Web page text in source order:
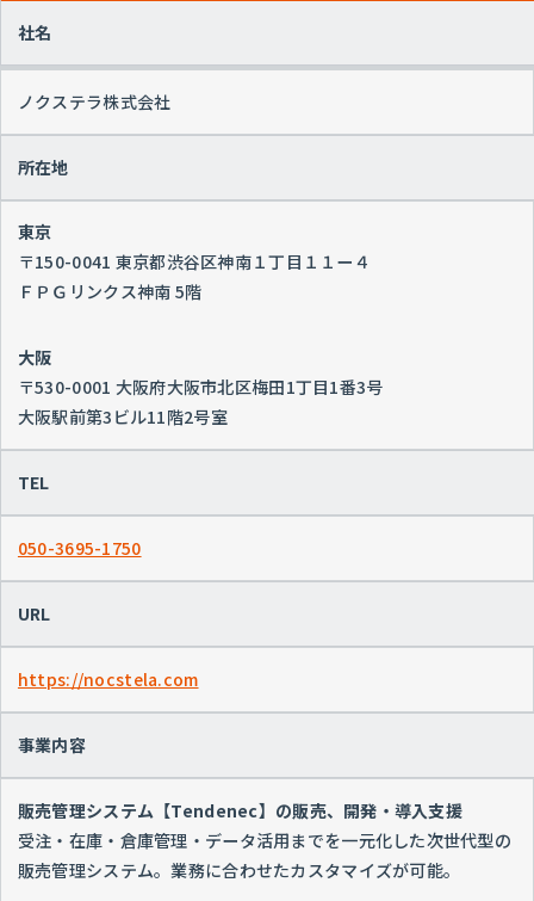
社名
ノクステラ株式会社
所在地
東京
〒150-0041 東京都渋谷区神南１丁目１１ー４
ＦＰＧリンクス神南 5階
大阪
〒530-0001 大阪府大阪市北区梅田1丁目1番3号
大阪駅前第3ビル11階2号室
TEL
050-3695-1750
URL
https://nocstela.com
事業内容
販売管理システム【Tendenec】の販売、開発・導入支援
受注・在庫・倉庫管理・データ活用までを一元化した次世代型の
販売管理システム。業務に合わせたカスタマイズが可能。